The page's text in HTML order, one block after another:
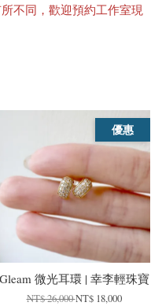
不同，歡迎預約工作室現
優惠
Gleam 微光耳環 | 幸李輕珠寶
NT$ 26,000NT$ 18,000